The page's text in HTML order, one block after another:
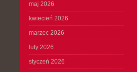
maj 2026
kwiecień 2026
marzec 2026
luty 2026
styczeń 2026